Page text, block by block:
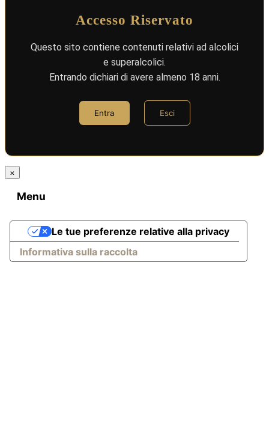
Accesso Riservato
Questo sito contiene contenuti relativi ad alcolici
e superalcolici.
Entrando dichiari di avere almeno 18 anni.
Entra Esci
×
Menu
Informativa sulla raccolta
Le tue preferenze relative alla privacy